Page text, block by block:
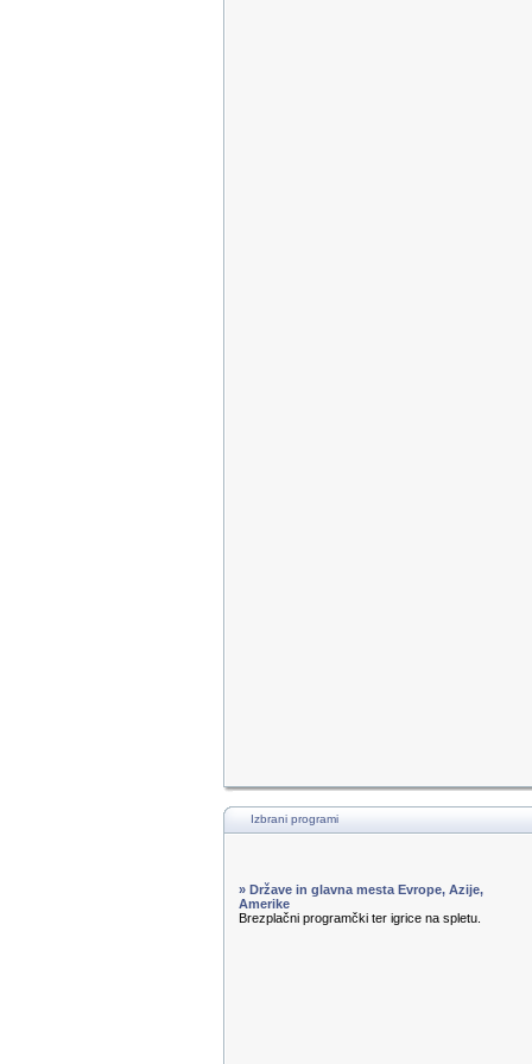
Izbrani programi
» Države in glavna mesta Evrope, Azije,
Amerike
Brezplačni programčki ter igrice na spletu.